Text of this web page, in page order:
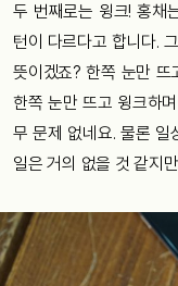
두 번째로는 윙크! 홍채
턴이 다르다고 합니다.
뜻이겠죠? 한쪽 눈만 뜨
한쪽 눈만 뜨고 윙크하
무 문제 없네요. 물론 일
일은 거의 없을 것 같지